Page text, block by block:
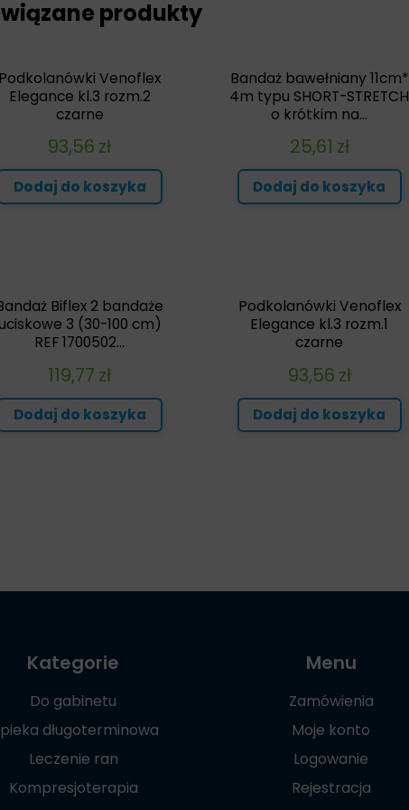
produkty
Venoflex
Elegance kl.3 rozm.2
czarne
93,56 zł
Dodaj do koszyka
Bandaż bawełniany 11cm*
4m typu SHORT-STRETCH
o krótkim na...
25,61 zł
Dodaj do koszyka
Biflex 2 bandaże
3 (30-100 cm)
REF 1700502...
119,77 zł
Dodaj do koszyka
Podkolanówki Venoflex
Elegance kl.3 rozm.1
czarne
93,56 zł
Dodaj do koszyka
Kategorie
Do gabinetu
długoterminowa
Leczenie ran
Kompresjoterapia
Menu
Zamówienia
Moje konto
Logowanie
Rejestracja